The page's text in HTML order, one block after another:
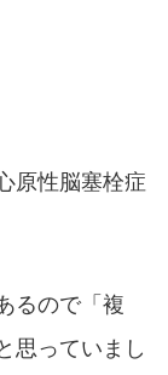
原性脳塞栓症
るので「複
思っていまし